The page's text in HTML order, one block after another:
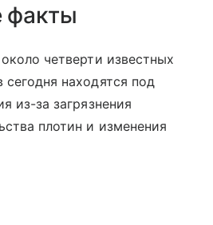
факты
четверти известных
находятся под
из-за загрязнения
плотин и изменения